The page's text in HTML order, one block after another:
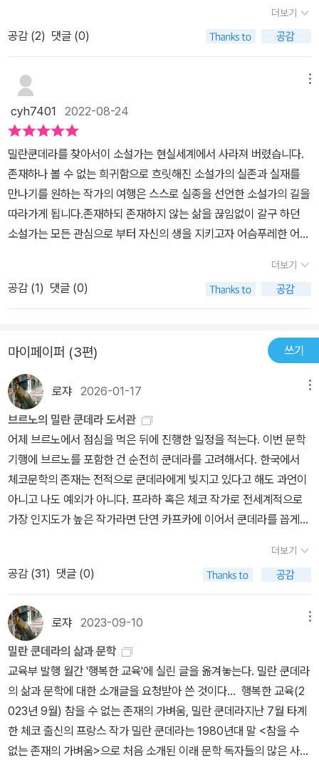
대로 묶어내는 ‘전문가’라는 사람들을 그가 얼마나 경계했는지를 보
여주는 일면이다. 문학 속으로 사라진 작가 37년 전부터 텔레비전 출
과거 삶이 부메랑이 되어 날아온 그 사건으로, 절대 자전적인 글을 쓰
지 않겠다고 했던 쿤데라의 문학 신조에 금이 간다. 자신의 삶을 작품
에 끌어들이고 싶어하지 않았던, 자전적 소설을 쓰는 것을 무시하던
쿤데라 아니던가. 2008년, 전 세계의 언론이 이 사건을 대서특필하
며 쿤데라를 ‘시험대’에 올리자, 쿤데라 부부는 큰 충격을 받는다. “이
번에는 정말 어떤 회귀도 불가능하다는 걸 깨달았어요. 동시에, 집으
로 돌아가야겠다는 생각도 떠올랐죠. 숨을 수 있는 곳으로….” 쿤데라
부인 베라 쿤데라의 말이다. 쿤데라는 2007년에 체코 문학상을 받았
다. 2019년에는 체코 국적도 회복하여 이중국적 소유자다. 하지만 그
들 부부는 자신들이 진짜 체코인도 아니고 진짜 프랑스인도 아니라고
생각한다. 유럽에 머물고 있을 뿐, 쿤데라가 사랑했던 그 유럽은 이제
의 기수였고, 그도 그 별과 함께 흐릿해지고 있다. 유럽이 이 부부에게
는 읽히지 않게 된 작가보다 더 나쁜 경우는 아마 없을 거예요. 이제
그는 먼저 프랑스에 있지 않고서는 체코에 있을 수 없는 처지가 되었
죠. 그는 체코 사람들이 자기를 거부한다는 것을 알아요. 노벨상 위원
회도 그를 잊었고, 프랑스도 그를 잔뜩 추켜세웠다가 등져 버렸습니
다….” 쿤데라의 오랜 지인이자 역사학자인 피에르 노라의 이 말만큼
현재의 쿤데라를 잘 설명해주는 말이 또 있을까. 슈맹은 쿤데라의 부
인 베라를 만나고 그녀와 메시지를 주고받으며 느끼게 된, 여전히 모
라비아의 브르노를 그리워하는 부부의 마음을 전하며 글을 맺는다.
이 책의 주제인 쿤데라의 자발적 실종과 그 이유에 대해서는 다 말하
지 못한 더 많은 이유가 있겠으나, 쿤데라의 삶을 이토록 깊이 이해한
작품이 부단히 공명함을 느낀다. 이제 ‘내밀한 것’에 대한 그의 예민함
을 마음에 담은 채 그의 소설들을 다시 읽고 싶은 욕구도.
가 이탈리아에서 출간된 이유도 이해하게 된다. 유럽의 나라들의 수
많은 국경만큼이나 이데올로기 과정에 작은 나라에서 경험한 것들의
작가의 흔적들을 찾아떠난 저자의 기록들을 만나게 된다. 작가가 시
인으로 활동한 시기의 작품들이 지워지는 과정과 이유들도 짐작하게
된다. 그리고 소설과 극작가로 활동한 이야기도 전해진다. 인터뷰한
내용들과 인터뷰한 이유들도 이해하게 된다. ​​프랑스에서의 활동 과정
과 작품 활동도 전해진다. <에브리맨>의 필립 로스 작가와 관계까지
도 완전히 끊어진 이유도 책에서 전해진다. 카프카는 비극적인 작가
가 아니라 희극적인 저자라고 언급하는 말란 쿤데라의 강의도 듣게
된다. 카프카를 읽을 때는 웃어야 한다는 이유와 프란츠 카프카의 <
소송> 작품을 다시 읽어야겠다는 충동도 일어나게 한다. 대중 앞에
나타나지 않는 이유가 궁금했기에 펼친 도서이다. 그 이상으로 그의
들은 지킬 것이다.'라고 언급한 작가의 이유와 그의 삶의 행적들이 이
좋아한다. 무엇보다도 사랑의 성찰에 탁월하다. 12​처음에는 그것을
옹호했고, 다음에는 그것과 싸웠다. 그것이 없었다면 (그것과의 오랜
싸움이 없었다면), 이 텍스트는 절대 탄생하지 않았을 것이다. 29 <
배신당한 유언들>​​삶이 치열했기에 그의 작품이 탄생하였음을 이해하
게 된다. 소설 작품들에 등장하는 인물들과 소재들이 그의 삶의 연대
기와도 맞물려있음을 알게 된다. 자전적 소설을 집필하지 않는 작가
의 신조를 바탕으로 창작의 작품으로 다시 재독할 생각이다. 처음 읽
었을 때보다도 더 깊게 만나게 될 듯하다. 체코슬로바키아라는 그의
고국과 프랑스와의 관계, 그의 집필활동들과 그가 거주하는 프랑스
집에서 느끼는 아내가 생각들을 함께 떠올리게 될 것이다. 수많은 작
카프카의 작품도 더불어 관심을 가지게 한다. 문학으로만 접했던 작
가이다. 작품들을 좋아해서 작가가 궁금해서 펼친 도서이다. 기대 이
상으로 많은 이해관계를 얻게 된 도서이다. 일반인에게는 매우 유용
한 정보성을 전달해 주는 내용들이다. ​
술가들과도 친밀한 사이였다는 것. 그리고 사회주의의 대한 비판으로
인해 블랙리스트에 오르고 국가에서 감시를 받으며 비밀경찰국이 '녹
급 기밀' 검인이 찍힌 채로 말이다. 🔖쿤데라는 《웃음과 망각의 책》에
서, '우리의 유일한 불멸은 비밀경찰의 문서 자료 속에 있다'라고 적었
다. p64..📖언제나 인간의 대한 통찰력에 나는 쿤데라의 작품속에는
만고의 진리가 다 들어있는 게 아닌가 거의 숭배와도 같은 생각을 내
비치곤 했었다. 은둔생활을 고집하는 그가 어디에서 얻는 통찰력인지
발원지가 궁금했지만 이 책을 읽으니 조금은 알 것 같다고 말할 수 있
겠다. 그건 쿤데라의 삶 전체에 흐르는 것이고 몸소 경험함으로써 허
구가 아닌 실재로 책 속에서 그의 존재를 증명하고 있는 셈이 아닐까.
뭘 읽을까 거의 확정 상태였는데 이 책을 읽고나니 선택이 마구 혼란
스러워지네ㅜㅜ 밀란 쿤데라 전집이 절실하다...! 🔖베라 쿤데라에게
는 그녀 남편의 소설에서 사람들이 보게 되는 세상사의 본의 아닌 아
🔖'우리는 청춘이 뭔지 모른 채 유년기에서 벗어나고, 결혼이 뭔지 모
른 채 결혼하고, 노년기에 들어서서도 인생이 어디로 가는지 모른다.
그런 점에서 인간의 대지는 무경험의 세계다. 쿤데라는 그렇게 적었
다. p168..✔️출판사로부터 제공받은 도서입니다.@mujintree..#밀
란쿤데라를찾아서
고 <참을 수 없는 존재의 가벼움>을 선택할 수 있다. 어렵지만 읽을
때마다 새로운 감동을 느낄 수 있는 정말 좋은 책이다.​​좋은 작품을 만
나면 작가에 대해서 너무 궁금해진다. 다른 작가들에 비해 밀란 쿤데
라는 알려져 있는 것이 드문 것 같다. 또한, 자신의 작품에 대해서 이
야기해주고 있는 것도 없는 듯하다. 대신에 그가 남긴 작품들을 여럿
볼 수 있다는 것에 감사하다.​'밀란 쿤데라는 체코슬로바키아에서 태
어났다. 1975년에 프랑스에 정착했다'저자가 자신의 책에 넣도록 제
안한 유일한 저자 소개 글이다. 인터넷에서 찾아도 쉽게 볼 수 있을 정
도의 짧은 문구다.그는 <참을 수 없는 존재의 가벼움>에 대성공을 거
둔 뒤부터 증발해버리고 싶은 유혹에 끌리게 된다. 이후 쿤데라는 모
든 것을 오직 문학을 위해, 그리고 문학을 통해서만 하기로 작정하고
서 침묵 속에 칩거한다.오직 문학을 생각하는 쿤데라는 자신의 작품
이 정치적 메시지로 이용되는 것을 싫어하였고 프랑스 번역이 '개
작'이 되니 아예 프랑스어로 작품을 출간하기까지 한다. 그 후에는 각
력 장악과 20년 후 프라하의 봄을 경험했다. 프랑스로 조국을 삼았다
가 다시 국적을 원상 복귀하기까지 그의 삶은 역사 속에서 함께하였
다. ​​<참을 수 없는 존재의 가벼움> 토마스처럼 아내와 함께 생활고에
시달려 여러 일을 하기도 한 쿤데라이다. 베스트셀러 작가이지만 대
외활동을 최소한으로 하였고 여러 정치적인 상황 때문에 순탄하지 못
한 삶을 산 것 같다. 좋아하는 작가이기에 다른 작가들처럼 활동을 많
이 했거나 자신의 작품에 대한 책을 출간했으면 어땠을까 하는 개인
적인 아쉬움도 있다. 그럼에도 <밀란 쿤데라를 찾아서>와 같은 책이
있기에 작가에 대해 좀 더 가까이 다가간 느낌이다.​​*출판사로부터 책
을 제공받아 주관적으로 작성하였습니다​
더보기
공감 (2) 댓글 (0)
cyh7401 2022-08-24
밀란쿤데라를 찾아서이 소설가는 현실세계에서 사라져 버렸습니다.
존재하나 볼 수 없는 희귀함으로 흐릿해진 소설가의 실존과 실재를
만나기를 원하는 작가의 여행은 스스로 실종을 선언한 소설가의 길을
따라가게 됩니다.존재하되 존재하지 않는 삶을 끊임없이 갈구 하던
소설가는 모든 관심으로 부터 자신의 생을 지키고자 어슴푸레한 어둠
심에 '더는 나 자신을 감당할 수 없다'고 고충을 털어 놓고, 그 순간 이
후 쿤데라는 모든 것을 오직 문학을 위해, 그리고 문학을 통해서만 하
기로 작정하고 침묵 속에 칩거합니다. 오직 우리는 그를 만나기 위해
는 것은 실재하는 그를 만나는 것이 아니라 사람의 그림자 같은 그의
글을 통해서 만나게 되는 것입니다. 실재함으로 드리워지는 그림자,
있으나 없는 존재같은 그의 이름. 밀란 쿤데라.체코에서의 생활에 남
겨진 그의 성장 배경과 가족, 그리고 그의 부인이 되는 베라 쿤데라의
어린 시절과 만남, 체코에서의 감시받는 대상으로 일거수 일투족이
비밀정보로 채증되어 지는 시간들을 쫒아 갑니다. 체코에서 프랑스로
떠나야 했던 소설가의 흔적, 남겨진 것들과 찾게 된 것들에 소설가와
그 주변인들의 만남을 보면서 소설가는 외롭지 않지만 스스로 모습을
그의 작품 속으로 감춰야 했던 시간을 이야기 합니다. 밀란 쿤데라의
쫒는 독자를 이끌고 갑니다. 여기에 밀란 쿤데라가 살았고, 그의 흔적
은 그의 문장이 되었음을, 저기에 밀란 쿤데라가 살았고, 그의 말은 그
의 시(시)가 되었음을, 밀란 쿤데라는 여기 있습니다. 당신이 좋아하
는 그의 책, 그의 문장, 그의 단어에서 그를 만날 수 있음을, 그렇게 나
는 밀란 쿤데라를 찾아서 밀란 쿤데라를 만나게 됩니다. 🏷'마치 여러
우연과 우연한 일치에 줄거리가 뒤집히곤 하는 그녀 남편의 소설 속
에서 같은 일들이 벌어진다.'P.52 200쪽이 안되는 밀란 쿤데라를 찾
아서 를 읽고 뮤진트리에서 앞서 출간된 작가의 삶과 작품에 대한 이
야기 들이 좋아집니다. 읽고 소장하고픈 욕심을 가지게 됩니다. 체코
출신의 작가 중 유일하게 아는 세 명의 이름과 좋아하는 그들의 작품,
변신의 프란츠 카프카(Franz Kafka) , 너무 시끄러운 고독의 보후
더보기
공감 (1) 댓글 (0)
마이페이퍼 (3편) 쓰기
로쟈 2026-01-17
브르노의 밀란 쿤데라 도서관
어제 브르노에서 점심을 먹은 뒤에 진행한 일정을 적는다. 이번 문학
기행에 브르노를 포함한 건 순전히 쿤데라를 고려해서다. 한국에서
체코문학의 존재는 전적으로 쿤데라에게 빚지고 있다고 해도 과언이
아니고 나도 예외가 아니다. 프라하 혹은 체코 작가로 전세계적으로
가장 인지도가 높은 작가라면 단연 카프카에 이어서 쿤데라를 꼽게
다). 하지만 쿤데라와 체코의 관계는 복잡하다. 8년전에(2017년 가
을) 프라하를 찾았을 때만 해도 쿤데라는 체코 국적을 여전히 박탈당
한 상태였다(서점에서 쿤데라의 책을 보지 못했다). 1975년 프랑스
로 망명한 쿤데라는 1979년 <웃음과 망각의 책>이 시비거리가 되면
서 체코국적을 박탈당했었다. 화해가 이루어지는 건 2019년에 와서
체코정부가 적극적으로 관계회복을 시도하면서부터다. 다시 체코 국
적을 회복하게 되었고 2023년 타계한 뒤에는 유해도 고향 브르노로
옮겨진다(작년 1월). 한번 적은 대로 올 7월에 묘지에 안치된다. 모라
비아지방의 중심도시여서 브르노에는 모라비아주립도서관이 있는데
(체코에서 두번째로 큰 도서관이라고), 도서관 1층(우리에겐 2층)에
쿤데라도서관이 마련돼 있다. 일행이 브르노를 찾은 이유다. 점심식
더보기
공감 (31) 댓글 (0)
로쟈 2023-09-10
밀란 쿤데라의 삶과 문학
교육부 발행 월간 '행복한 교육'에 실린 글을 옮겨놓는다. 밀란 쿤데라
의 삶과 문학에 대한 소개글을 요청받아 쓴 것이다... 행복한 교육(2
023년 9월) 참을 수 없는 존재의 가벼움, 밀란 쿤데라지난 7월 타계
한 체코 출신의 프랑스 작가 밀란 쿤데라는 1980년대 말 <참을 수
없는 존재의 가벼움>으로 처음 소개된 이래 문학 독자들의 많은 사랑